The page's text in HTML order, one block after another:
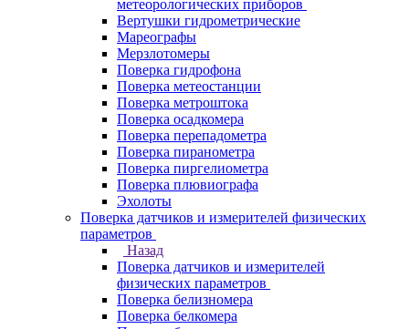
метеорологических приборов
Вертушки гидрометрические
Мареографы
Мерзлотомеры
Поверка гидрофона
Поверка метеостанции
Поверка метроштока
Поверка осадкомера
Поверка перепадометра
Поверка пиранометра
Поверка пиргелиометра
Поверка плювиографа
Эхолоты
Поверка датчиков и измерителей физических
параметров
Назад
Поверка датчиков и измерителей
физических параметров
Поверка белизномера
Поверка белкомера